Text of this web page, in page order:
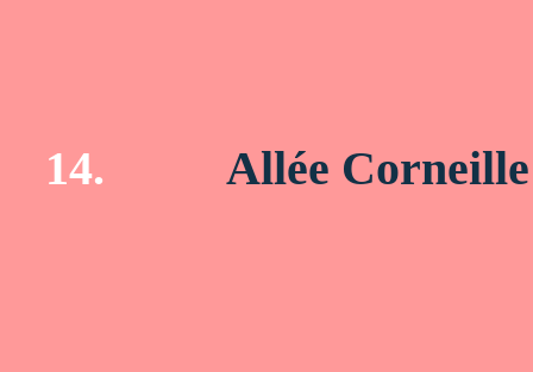
14. Allée Corneille